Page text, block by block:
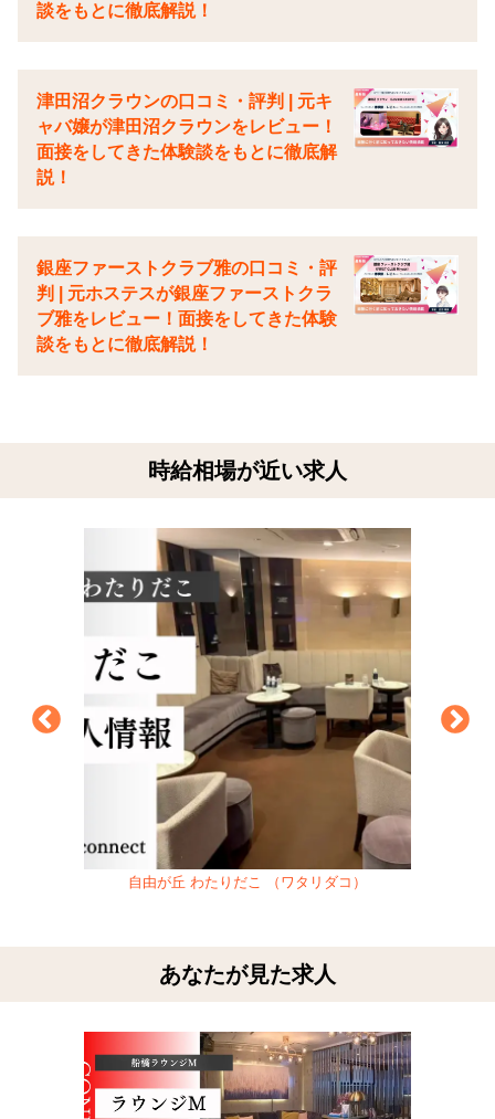
談をもとに徹底解説！
津田沼クラウンの口コミ・評判 | 元キ
ャバ嬢が津田沼クラウンをレビュー！
面接をしてきた体験談をもとに徹底解
説！
銀座ファーストクラブ雅の口コミ・評
判 | 元ホステスが銀座ファーストクラ
ブ雅をレビュー！面接をしてきた体験
談をもとに徹底解説！
時給相場が近い求人
自由が丘 わたりだこ （ワタリダコ）
あなたが見た求人